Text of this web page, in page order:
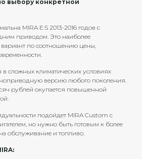
выбору конкретной
MIRA E:S 2013-2016 годов с
приводом. Это наиболее
по соотношению цены,
сложных климатических условиях
версию любого поколения.
рублей окупается повышенной
подойдет MIRA Custom с
но нужно быть готовым к более
обслуживание и топливо.